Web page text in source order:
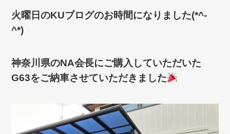
火曜日のKUブログのお時間になりました(*^-
^*)
神奈川県のNA会長にご購入していただいた
G63をご納車させていただきました